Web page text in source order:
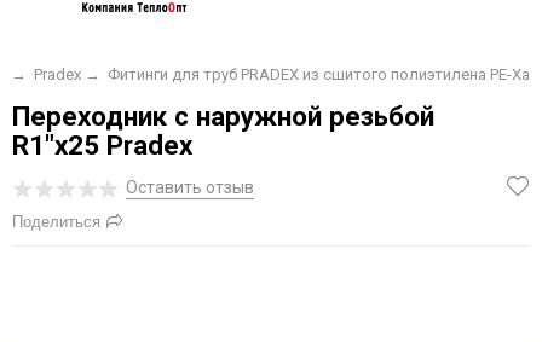
→ Pradex → Фитинги для труб PRADEX из сшитого полиэтилена PE-Xa
Переходник с наружной резьбой
R1"x25 Pradex
Оставить отзыв
Поделиться